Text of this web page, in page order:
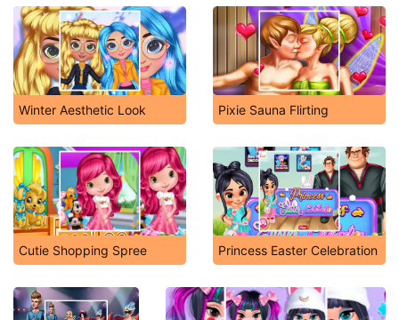
Winter Aesthetic Look Pixie Sauna Flirting
Cutie Shopping Spree Princess Easter Celebration